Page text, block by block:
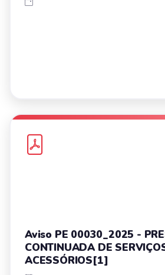
Aviso PE 00030_2025 -
CONTINUADA DE
ACESSÓRIOS[1]